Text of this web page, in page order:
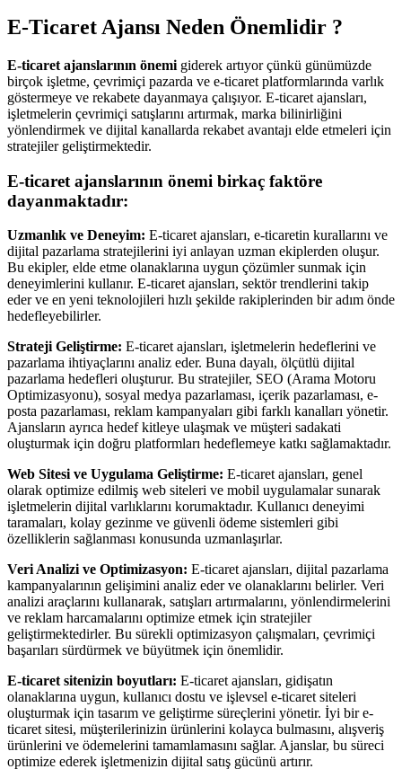
E-Ticaret Ajansı Neden Önemlidir ?
E-ticaret ajanslarının önemi giderek artıyor çünkü günümüzde
birçok işletme, çevrimiçi pazarda ve e-ticaret platformlarında varlık
göstermeye ve rekabete dayanmaya çalışıyor. E-ticaret ajansları,
işletmelerin çevrimiçi satışlarını artırmak, marka bilinirliğini
yönlendirmek ve dijital kanallarda rekabet avantajı elde etmeleri için
stratejiler geliştirmektedir.
E-ticaret ajanslarının önemi birkaç faktöre
dayanmaktadır:
Uzmanlık ve Deneyim: E-ticaret ajansları, e-ticaretin kurallarını ve
dijital pazarlama stratejilerini iyi anlayan uzman ekiplerden oluşur.
Bu ekipler, elde etme olanaklarına uygun çözümler sunmak için
deneyimlerini kullanır. E-ticaret ajansları, sektör trendlerini takip
eder ve en yeni teknolojileri hızlı şekilde rakiplerinden bir adım önde
hedefleyebilirler.
Strateji Geliştirme: E-ticaret ajansları, işletmelerin hedeflerini ve
pazarlama ihtiyaçlarını analiz eder. Buna dayalı, ölçütlü dijital
pazarlama hedefleri oluşturur. Bu stratejiler, SEO (Arama Motoru
Optimizasyonu), sosyal medya pazarlaması, içerik pazarlaması, e-
posta pazarlaması, reklam kampanyaları gibi farklı kanalları yönetir.
Ajansların ayrıca hedef kitleye ulaşmak ve müşteri sadakati
oluşturmak için doğru platformları hedeflemeye katkı sağlamaktadır.
Web Sitesi ve Uygulama Geliştirme: E-ticaret ajansları, genel
olarak optimize edilmiş web siteleri ve mobil uygulamalar sunarak
işletmelerin dijital varlıklarını korumaktadır. Kullanıcı deneyimi
taramaları, kolay gezinme ve güvenli ödeme sistemleri gibi
özelliklerin sağlanması konusunda uzmanlaşırlar.
Veri Analizi ve Optimizasyon: E-ticaret ajansları, dijital pazarlama
kampanyalarının gelişimini analiz eder ve olanaklarını belirler. Veri
analizi araçlarını kullanarak, satışları artırmalarını, yönlendirmelerini
ve reklam harcamalarını optimize etmek için stratejiler
geliştirmektedirler. Bu sürekli optimizasyon çalışmaları, çevrimiçi
başarıları sürdürmek ve büyütmek için önemlidir.
E-ticaret sitenizin boyutları: E-ticaret ajansları, gidişatın
olanaklarına uygun, kullanıcı dostu ve işlevsel e-ticaret siteleri
oluşturmak için tasarım ve geliştirme süreçlerini yönetir. İyi bir e-
ticaret sitesi, müşterilerinizin ürünlerini kolayca bulmasını, alışveriş
ürünlerini ve ödemelerini tamamlamasını sağlar. Ajanslar, bu süreci
optimize ederek işletmenizin dijital satış gücünü artırır.